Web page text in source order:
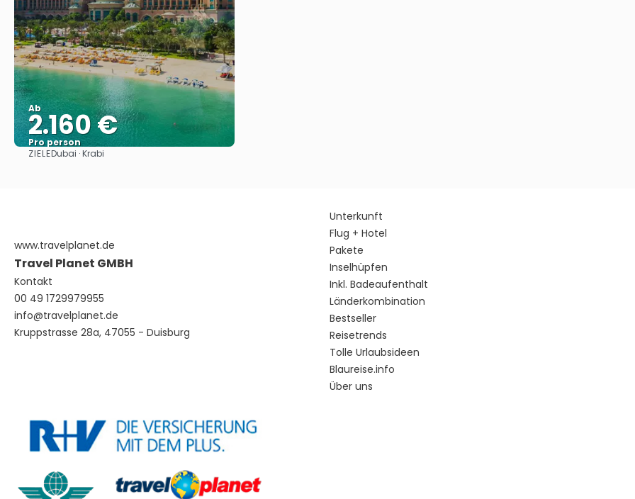
Ab
2.160 €
Pro person
ZIELEDubai · Krabi
www.travelplanet.de
Travel Planet GMBH
Kontakt
00 49 1729979955
info@travelplanet.de
Kruppstrasse 28a, 47055 - Duisburg
Unterkunft
Flug + Hotel
Pakete
Inselhüpfen
Inkl. Badeaufenthalt
Länderkombination
Bestseller
Reisetrends
Tolle Urlaubsideen
Blaureise.info
Über uns